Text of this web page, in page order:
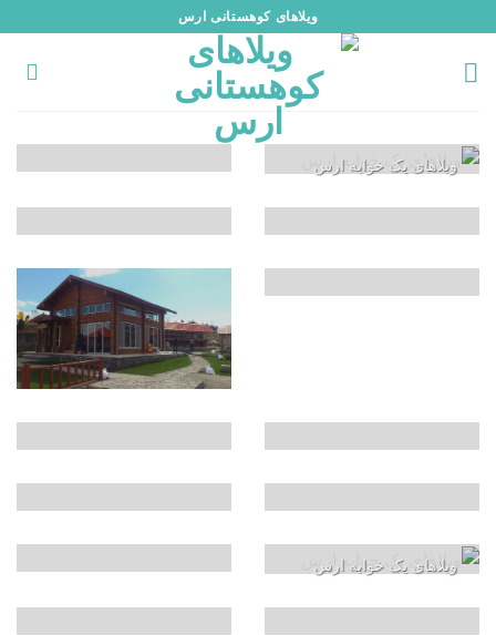
محتوا
ویلاهای کوهستانی ارس
ویلاهای یک خوابه ارس
ویلاهای یک خوابه ارس